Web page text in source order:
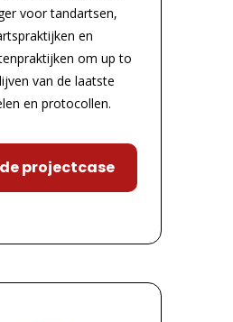
voor tandartsen,
en
om up to
van de laatste
en protocollen.
projectcase